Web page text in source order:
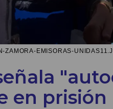
ZAMORA-EMISORAS-
en prisión